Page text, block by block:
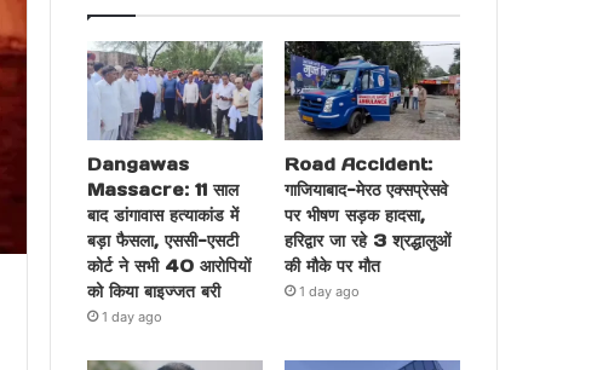
Dangawas
Massacre: 11 साल
बाद डांगावास हत्याकांड में
बड़ा फैसला, एससी-एसटी
कोर्ट ने सभी 40 आरोपियों
को किया बाइज्जत बरी
1 day ago
Road Accident:
गाजियाबाद-मेरठ एक्सप्रेसवे
पर भीषण सड़क हादसा,
हरिद्वार जा रहे 3 श्रद्धालुओं
की मौके पर मौत
1 day ago